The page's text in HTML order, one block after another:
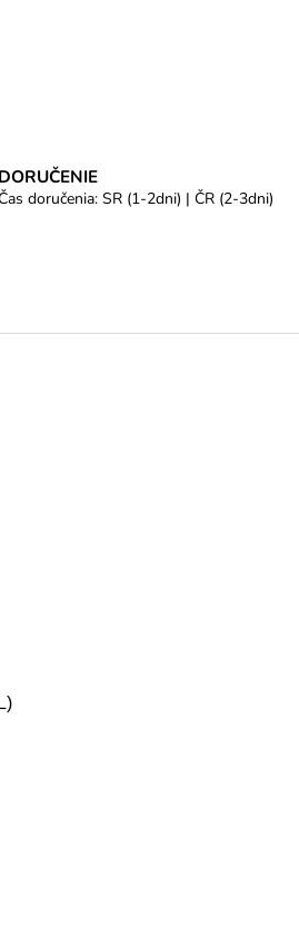
DORUČENIE
doručenia: SR (1-2dni) | ČR (2-3dni)